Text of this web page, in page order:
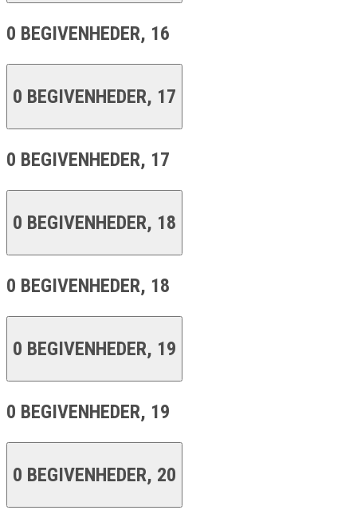
0 BEGIVENHEDER, 16
0 BEGIVENHEDER, 17
0 BEGIVENHEDER, 17
0 BEGIVENHEDER, 18
0 BEGIVENHEDER, 18
0 BEGIVENHEDER, 19
0 BEGIVENHEDER, 19
0 BEGIVENHEDER, 20